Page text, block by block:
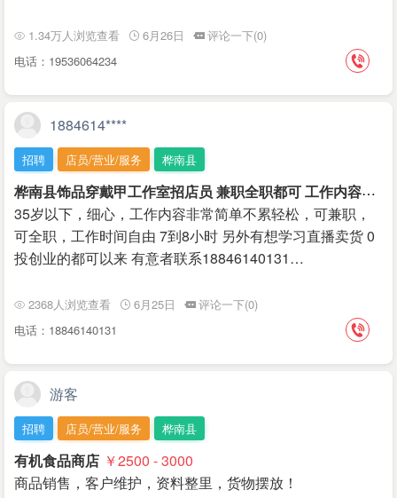
1.34万人浏览查看 6月26日
评论一下(0)
电话：19536064234
1884614****
招聘 店员/营业/服务 桦南县
桦
南县饰品穿戴甲工作室招店员 兼职全职都可 工作内容简单轻松
35岁以下，细心，工作内容非常简单不累轻松，可兼职，
可全职，工作时间自由 7到8小时 另外有想学习直播卖货 0
投创业的都可以来 有意者联系18846140131…
2368人浏览查看 6月25日
评论一下(0)
电话：18846140131
游客
招聘 店员/营业/服务 桦南县
有机食品商店 ￥2500 - 3000
商品销售，客户维护，资料整里，货物摆放！